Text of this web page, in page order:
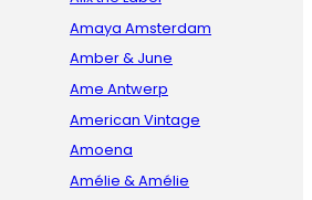
Amaya Amsterdam
Amber & June
Ame Antwerp
American Vintage
Amoena
Amélie & Amélie